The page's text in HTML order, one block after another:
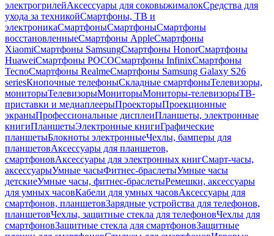
электрогрилейАксессуары для соковыжималокСредства для
ухода за техникойСмартфоны, ТВ и
электроникаСмартфоныСмартфоныСмартфоны
восстановленныеСмартфоны AppleСмартфоны
XiaomiСмартфоны SamsungСмартфоны HonorСмартфоны
HuaweiСмартфоны POCOСмартфоны InfinixСмартфоны
TecnoСмартфоны RealmeСмартфоны Samsung Galaxy S26
seriesКнопочные телефоныСкладные смартфоныТелевизоры,
мониторыТелевизорыМониторыМониторы-телевизорыТВ-
приставки и медиаплеерыПроекторыПроекционные
экраныПрофессиональные дисплеиПланшеты, электронные
книгиПланшетыЭлектронные книгиГрафические
планшетыБлокноты электронныеЧехлы, бамперы для
планшетовАксессуары для планшетов,
смартфоновАксессуары для электронных книгСмарт-часы,
аксессуарыУмные часыФитнес-браслетыУмные часы
детскиеУмные часы, фитнес-браслетыРемешки, аксессуары
для умных часовКабели для умных часовАксессуары для
смартфонов, планшетовЗарядные устройства для телефонов,
планшетовЧехлы, защитные стекла для телефоновЧехлы для
смартфоновЗащитные стекла для смартфоновЗащитные